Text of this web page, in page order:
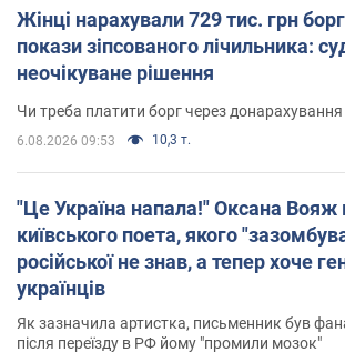
Жінці нарахували 729 тис. грн
покази зіпсованого лічильника:
неочікуване рішення
Чи треба платити борг через донарахування
6.08.2026 09:53 10,3 т.
"Це Україна напала!" Оксана Вояж
київського поета, якого
російської не знав, а тепер хоче
українців
Як зазначила артистка, письменник був
після переїзду в РФ йому "промили мозок"